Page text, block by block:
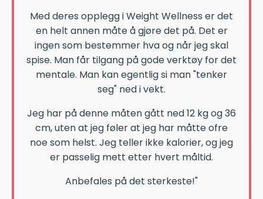
Med deres opplegg i Weight Wellness er det
en helt annen måte å gjøre det på. Det er
ingen som bestemmer hva og når jeg skal
spise. Man får tilgang på gode verktøy for det
mentale. Man kan egentlig si man "tenker
seg" ned i vekt.
Jeg har på denne måten gått ned 12 kg og 36
cm, uten at jeg føler at jeg har måtte ofre
noe som helst. Jeg teller ikke kalorier, og jeg
er passelig mett etter hvert måltid.
Anbefales på det sterkeste!"